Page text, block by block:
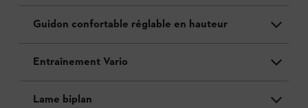
Guidon confortable réglable en hauteur
Entraînement Vario
Lame biplan